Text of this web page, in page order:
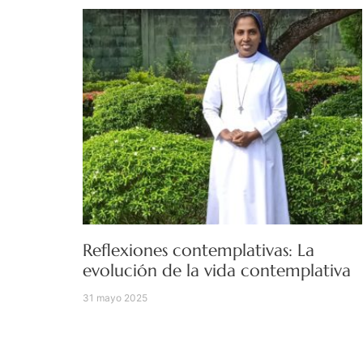
Reflexiones contemplativas: La
evolución de la vida contemplativa
31 mayo 2025